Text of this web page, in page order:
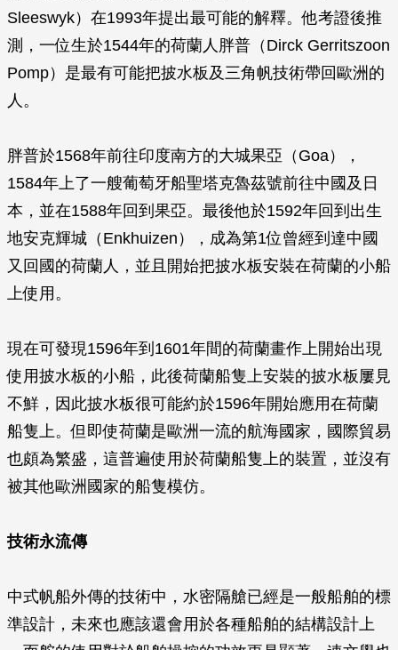
Sleeswyk）在1993年提出最可能的解釋。他考證後推
測，一位生於1544年的荷蘭人胖普（Dirck Gerritszoon
Pomp）是最有可能把披水板及三角帆技術帶回歐洲的
人。
胖普於1568年前往印度南方的大城果亞（Goa），
1584年上了一艘葡萄牙船聖塔克魯茲號前往中國及日
本，並在1588年回到果亞。最後他於1592年回到出生
地安克輝城（Enkhuizen），成為第1位曾經到達中國
又回國的荷蘭人，並且開始把披水板安裝在荷蘭的小船
上使用。
現在可發現1596年到1601年間的荷蘭畫作上開始出現
使用披水板的小船，此後荷蘭船隻上安裝的披水板屢見
不鮮，因此披水板很可能約於1596年開始應用在荷蘭
船隻上。但即使荷蘭是歐洲一流的航海國家，國際貿易
也頗為繁盛，這普遍使用於荷蘭船隻上的裝置，並沒有
被其他歐洲國家的船隻模仿。
技術永流傳
中式帆船外傳的技術中，水密隔艙已經是一般船舶的標
準設計，未來也應該還會用於各種船舶的結構設計上